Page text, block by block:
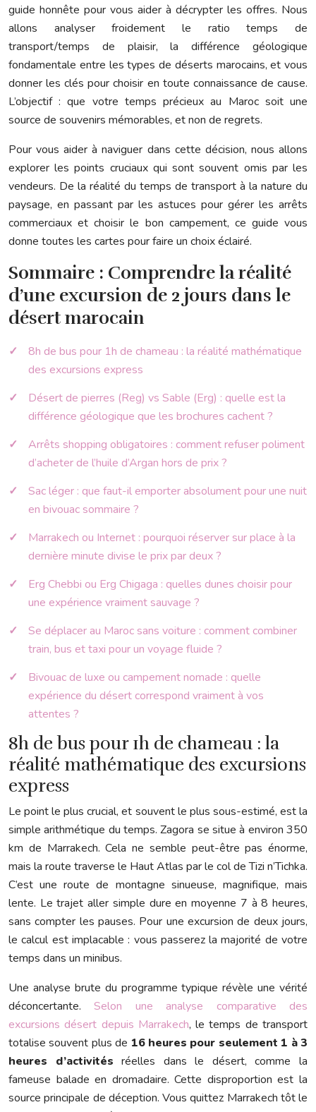
guide honnête pour vous aider à décrypter les offres. Nous
allons analyser froidement le ratio temps de
transport/temps de plaisir, la différence géologique
fondamentale entre les types de déserts marocains, et vous
donner les clés pour choisir en toute connaissance de cause.
L’objectif : que votre temps précieux au Maroc soit une
source de souvenirs mémorables, et non de regrets.
Pour vous aider à naviguer dans cette décision, nous allons
explorer les points cruciaux qui sont souvent omis par les
vendeurs. De la réalité du temps de transport à la nature du
paysage, en passant par les astuces pour gérer les arrêts
commerciaux et choisir le bon campement, ce guide vous
donne toutes les cartes pour faire un choix éclairé.
Sommaire : Comprendre la réalité
d’une excursion de 2 jours dans le
désert marocain
8h de bus pour 1h de chameau : la réalité mathématique
des excursions express
Désert de pierres (Reg) vs Sable (Erg) : quelle est la
différence géologique que les brochures cachent ?
Arrêts shopping obligatoires : comment refuser poliment
d’acheter de l’huile d’Argan hors de prix ?
Sac léger : que faut-il emporter absolument pour une nuit
en bivouac sommaire ?
Marrakech ou Internet : pourquoi réserver sur place à la
dernière minute divise le prix par deux ?
Erg Chebbi ou Erg Chigaga : quelles dunes choisir pour
une expérience vraiment sauvage ?
Se déplacer au Maroc sans voiture : comment combiner
train, bus et taxi pour un voyage fluide ?
Bivouac de luxe ou campement nomade : quelle
expérience du désert correspond vraiment à vos
attentes ?
8h de bus pour 1h de chameau : la
réalité mathématique des excursions
express
Le point le plus crucial, et souvent le plus sous-estimé, est la
simple arithmétique du temps. Zagora se situe à environ 350
km de Marrakech. Cela ne semble peut-être pas énorme,
mais la route traverse le Haut Atlas par le col de Tizi n’Tichka.
C’est une route de montagne sinueuse, magnifique, mais
lente. Le trajet aller simple dure en moyenne 7 à 8 heures,
sans compter les pauses. Pour une excursion de deux jours,
le calcul est implacable : vous passerez la majorité de votre
temps dans un minibus.
Une analyse brute du programme typique révèle une vérité
déconcertante.Selon une analyse comparative des
excursions désert depuis Marrakech, le temps de transport
totalise souvent plus de 16 heures pour seulement 1 à 3
heures d’activités réelles dans le désert, comme la
fameuse balade en dromadaire. Cette disproportion est la
source principale de déception. Vous quittez Marrakech tôt le